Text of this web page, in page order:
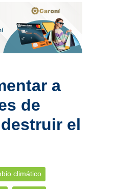
a
de
el
climático